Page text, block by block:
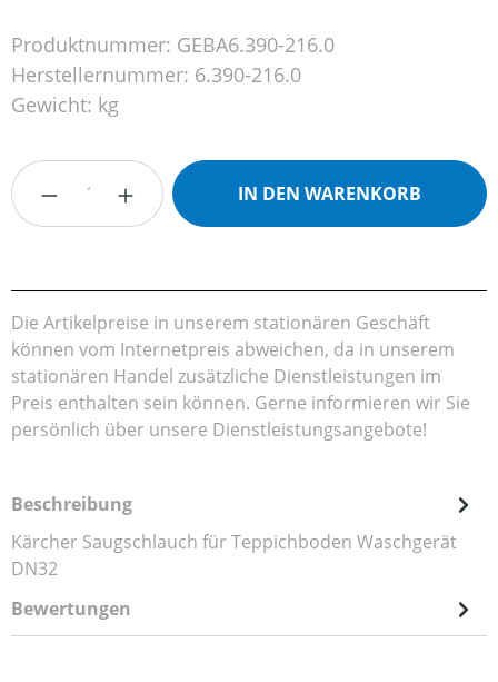
Produktnummer: GEBA6.390-216.0
Herstellernummer: 6.390-216.0
Gewicht: kg
Produkt Anzahl: Gib den gewünschten
IN DEN WARENKORB
Die Artikelpreise in unserem stationären Geschäft
können vom Internetpreis abweichen, da in unserem
stationären Handel zusätzliche Dienstleistungen im
Preis enthalten sein können. Gerne informieren wir Sie
persönlich über unsere Dienstleistungsangebote!
Beschreibung
Kärcher Saugschlauch für Teppichboden Waschgerät
DN32
Bewertungen